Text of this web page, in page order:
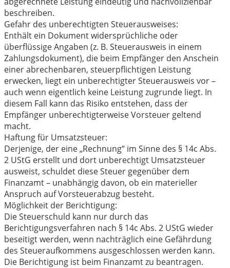
beschreiben.
Gefahr des unberechtigten Steuerausweises:
Enthält ein Dokument widersprüchliche oder
überflüssige Angaben (z. B. Steuerausweis in einem
Zahlungsdokument), die beim Empfänger den Anschein
einer abrechenbaren, steuerpflichtigen Leistung
erwecken, liegt ein unberechtigter Steuerausweis vor –
auch wenn eigentlich keine Leistung zugrunde liegt. In
diesem Fall kann das Risiko entstehen, dass der
Empfänger unberechtigterweise Vorsteuer geltend
macht.
Haftung für Umsatzsteuer:
Derjenige, der eine „Rechnung“ im Sinne des § 14c Abs.
2 UStG erstellt und dort unberechtigt Umsatzsteuer
ausweist, schuldet diese Steuer gegenüber dem
Finanzamt – unabhängig davon, ob ein materieller
Anspruch auf Vorsteuerabzug besteht.
Möglichkeit der Berichtigung:
Die Steuerschuld kann nur durch das
Berichtigungsverfahren nach § 14c Abs. 2 UStG wieder
beseitigt werden, wenn nachträglich eine Gefährdung
des Steueraufkommens ausgeschlossen werden kann.
Die Berichtigung ist beim Finanzamt zu beantragen.